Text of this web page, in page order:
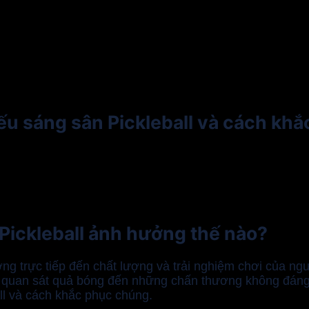
sáng sân Pickleball và cách
ảnh hưởng thế nào?
trực tiếp đến chất lượng và trải nghiệm chơi của
sát quả bóng đến những chấn thương không
và cách khắc phục chúng.